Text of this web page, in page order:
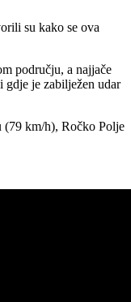
su kako se ova
području, a najjače
gdje je zabilježen udar
(79 km/h), Ročko Polje